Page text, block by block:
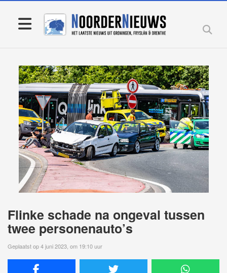
Flinke schade na ongeval tussen
twee personenauto’s
Geplaatst op 4 juni 2023, om 19:10 uur